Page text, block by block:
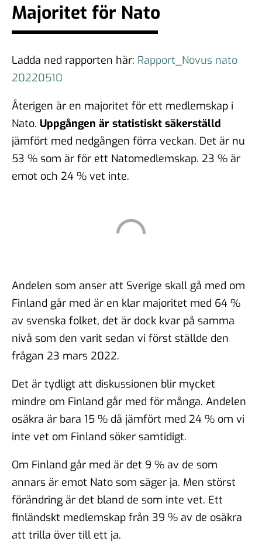
Majoritet för Nato
Ladda ned rapporten här: Rapport_Novus nato
20220510
Återigen är en majoritet för ett medlemskap i
Nato. Uppgången är statistiskt säkerställd
jämfört med nedgången förra veckan. Det är nu
53 % som är för ett Natomedlemskap. 23 % är
emot och 24 % vet inte.
Andelen som anser att Sverige skall gå med om
Finland går med är en klar majoritet med 64 %
av svenska folket, det är dock kvar på samma
nivå som den varit sedan vi först ställde den
frågan 23 mars 2022.
Det är tydligt att diskussionen blir mycket
mindre om Finland går med för många. Andelen
osäkra är bara 15 % då jämfört med 24 % om vi
inte vet om Finland söker samtidigt.
Om Finland går med är det 9 % av de som
annars är emot Nato som säger ja. Men störst
förändring är det bland de som inte vet. Ett
finländskt medlemskap från 39 % av de osäkra
att trilla över till ett ja.